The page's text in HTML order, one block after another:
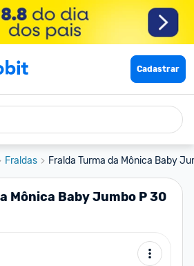
Cadastrar
Fraldas Fralda Turma da Mônica Baby
Mônica Baby Jumbo P 30